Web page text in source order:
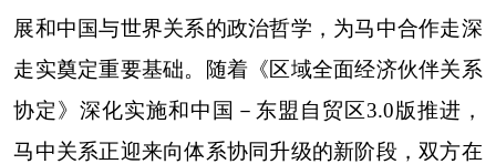
展和中国与世界关系的政治哲学，为马中合作走深
走实奠定重要基础。随着《区域全面经济伙伴关系
协定》深化实施和中国－东盟自贸区3.0版推进，
马中关系正迎来向体系协同升级的新阶段，双方在